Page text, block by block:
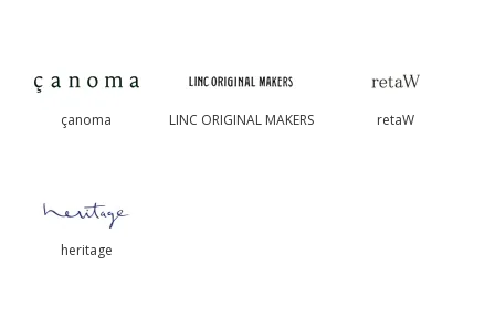
çanoma LINC ORIGINAL MAKERS retaW
heritage